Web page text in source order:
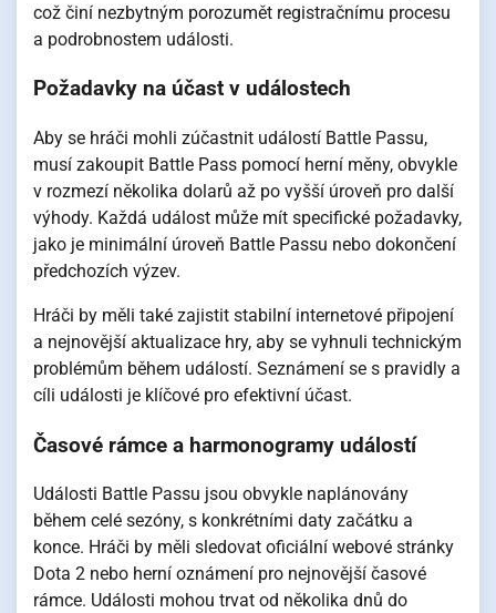
což činí nezbytným porozumět registračnímu procesu
a podrobnostem události.
Požadavky na účast v událostech
Aby se hráči mohli zúčastnit událostí Battle Passu,
musí zakoupit Battle Pass pomocí herní měny, obvykle
v rozmezí několika dolarů až po vyšší úroveň pro další
výhody. Každá událost může mít specifické požadavky,
jako je minimální úroveň Battle Passu nebo dokončení
předchozích výzev.
Hráči by měli také zajistit stabilní internetové připojení
a nejnovější aktualizace hry, aby se vyhnuli technickým
problémům během událostí. Seznámení se s pravidly a
cíli události je klíčové pro efektivní účast.
Časové rámce a harmonogramy událostí
Události Battle Passu jsou obvykle naplánovány
během celé sezóny, s konkrétními daty začátku a
konce. Hráči by měli sledovat oficiální webové stránky
Dota 2 nebo herní oznámení pro nejnovější časové
rámce. Události mohou trvat od několika dnů do